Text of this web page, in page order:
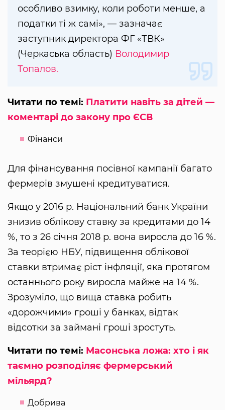
особливо взимку, коли роботи менше, а
податки ті ж самі», — зазначає
заступник директора ФГ «ТВК»
(Черкаська область) Володимир
Топалов.
Читати по темі: Платити навіть за дітей —
коментарі до закону про ЄСВ
Фінанси
Для фінансування посівної кампанії багато
фермерів змушені кредитуватися.
Якщо у 2016 р. Національний банк України
знизив облікову ставку за кредитами до 14
%, то з 26 січня 2018 р. вона виросла до 16 %.
За теорією НБУ, підвищення облікової
ставки втримає ріст інфляції, яка протягом
останнього року виросла майже на 14 %.
Зрозуміло, що вища ставка робить
«дорожчими» гроші у банках, відтак
відсотки за займані гроші зростуть.
Читати по темі: Масонська ложа: хто і як
таємно розподіляє фермерський
мільярд?
Добрива